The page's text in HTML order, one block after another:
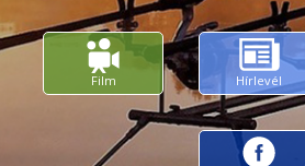
Film Hírlevél